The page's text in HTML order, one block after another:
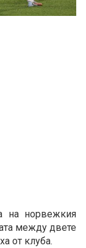
на норвежкия
между двете
от клуба.